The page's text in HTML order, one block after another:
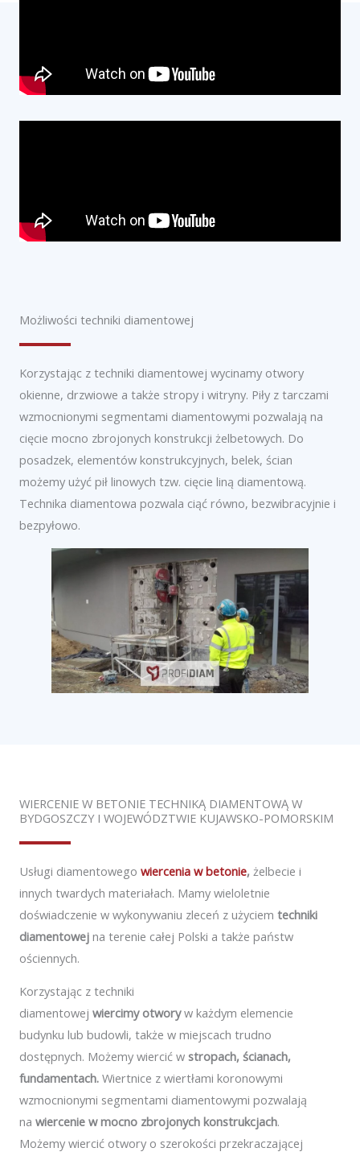
Możliwości techniki diamentowej
Korzystając z techniki diamentowej wycinamy otwory
okienne, drzwiowe a także stropy i witryny. Piły z tarczami
wzmocnionymi segmentami diamentowymi pozwalają na
cięcie mocno zbrojonych konstrukcji żelbetowych. Do
posadzek, elementów konstrukcyjnych, belek, ścian
możemy użyć pił linowych tzw. cięcie liną diamentową.
Technika diamentowa pozwala ciąć równo, bezwibracyjnie i
bezpyłowo.
WIERCENIE W BETONIE TECHNIKĄ DIAMENTOWĄ W
BYDGOSZCZY I WOJEWÓDZTWIE KUJAWSKO-POMORSKIM
Usługi diamentowego wiercenia w betonie, żelbecie i
innych twardych materiałach. Mamy wieloletnie
doświadczenie w wykonywaniu zleceń z użyciem techniki
diamentowej na terenie całej Polski a także państw
ościennych.
Korzystając z techniki
diamentowej wiercimy otworyw każdym elemencie
budynku lub budowli, także w miejscach trudno
dostępnych. Możemy wiercić w stropach, ścianach,
fundamentach. Wiertnice z wiertłami koronowymi
wzmocnionymi segmentami diamentowymi pozwalają
na wiercenie w mocno zbrojonych konstrukcjach.
Możemy wiercić otwory o szerokości przekraczającej